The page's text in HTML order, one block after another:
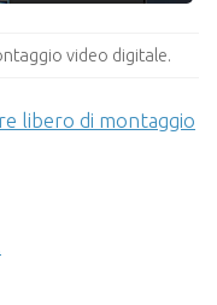
video digitale.
libero di montaggio